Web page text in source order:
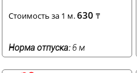
Стоимость за 1 м.630 ₸
Норма отпуска: 6 м